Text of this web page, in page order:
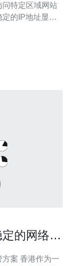
特定区域网站
的IP地址显得
和域名的知
的网络托
为一